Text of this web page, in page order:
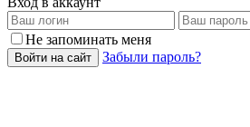
Не запоминать меня
Войти на сайт Забыли пароль?